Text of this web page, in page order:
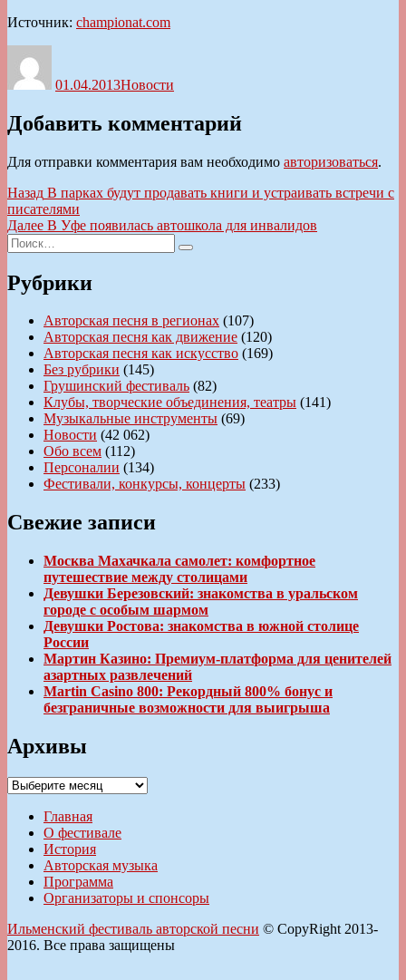
Источник: championat.com
01.04.2013Новости
Добавить комментарий
Для отправки комментария вам необходимо авторизоваться.
Навигация
по
записям
Назад Предыдущая
запись:
В парках будут продавать книги и устраивать встречи с
писателями
Далее Следующая
В Уфе появилась автошкола для инвалидов
Искать:
Поиск
Рубрики
Авторская песня в регионах (107)
Авторская песня как движение (120)
Авторская песня как искусство (169)
Без рубрики (145)
Грушинский фестиваль (82)
Клубы, творческие объединения, театры (141)
Музыкальные инструменты (69)
Новости (42 062)
Обо всем (112)
Персоналии (134)
Фестивали, конкурсы, концерты (233)
Свежие записи
Москва Махачкала самолет: комфортное
путешествие между столицами
Девушки Березовский: знакомства в уральском
городе с особым шармом
Девушки Ростова: знакомства в южной столице
России
Мартин Казино: Премиум-платформа для ценителей
азартных развлечений
Martin Casino 800: Рекордный 800% бонус и
безграничные возможности для выигрыша
Архивы
Архивы
Главная
О фестивале
История
Авторская музыка
Программа
Организаторы и спонсоры
Ильменский фестиваль авторской песни © CopyRight 2013-
2016. Все права защищены